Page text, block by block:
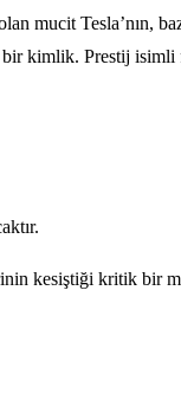
Tesla’nın,
kimlik. Prestij isimli
kesiştiği kritik bir